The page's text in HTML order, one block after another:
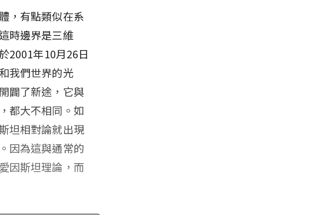
，有點類似在系
時邊界是三維
2001年10月26日
我們世界的光
闢了新途，它與
都大不相同。如
坦相對論就出現
因為這與通常的
因斯坦理論，而